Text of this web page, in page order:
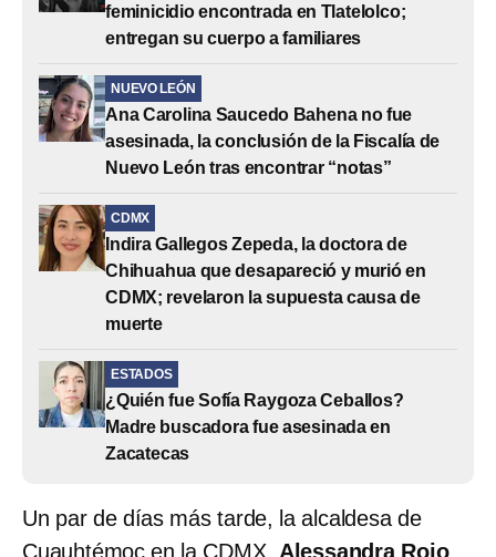
feminicidio encontrada en Tlatelolco;
entregan su cuerpo a familiares
NUEVO LEÓN
Ana Carolina Saucedo Bahena no fue
asesinada, la conclusión de la Fiscalía de
Nuevo León tras encontrar “notas”
CDMX
Indira Gallegos Zepeda, la doctora de
Chihuahua que desapareció y murió en
CDMX; revelaron la supuesta causa de
muerte
ESTADOS
¿Quién fue Sofía Raygoza Ceballos?
Madre buscadora fue asesinada en
Zacatecas
Un par de días más tarde, la alcaldesa de
Cuauhtémoc en la CDMX, Alessandra Rojo